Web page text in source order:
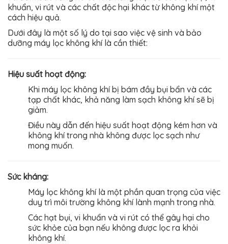
khuẩn, vi rút và các chất độc hại khác từ không khí một
cách hiệu quả.
Dưới đây là một số lý do tại sao việc vệ sinh và bảo
dưỡng máy lọc không khí là cần thiết:
Hiệu suất hoạt động:
Khi máy lọc không khí bị bám đầy bụi bẩn và các
tạp chất khác, khả năng làm sạch không khí sẽ bị
giảm.
Điều này dẫn đến hiệu suất hoạt động kém hơn và
không khí trong nhà không được lọc sạch như
mong muốn.
Sức kháng:
Máy lọc không khí là một phần quan trọng của việc
duy trì môi trường không khí lành mạnh trong nhà.
Các hạt bụi, vi khuẩn và vi rút có thể gây hại cho
sức khỏe của bạn nếu không được lọc ra khỏi
không khí.